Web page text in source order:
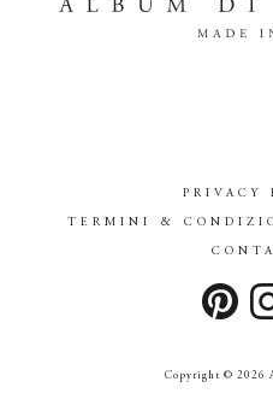
PRIVACY
TERMINI &
Copyright © 2026